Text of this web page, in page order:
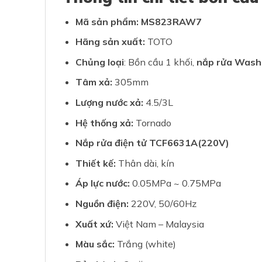
Mã sản phẩm: MS823RAW7
Hãng sản xuất: TOTO
Chủng loại: Bồn cầu 1 khối, nắp rửa
Tâm xả: 305mm
Lượng nước xả: 4.5/3L
Hệ thống xả: Tornado
Nắp rửa điện tử TCF6631A(220V)
Thiết kế: Thân dài, kín
Áp lực nước: 0.05MPa ~ 0.75MPa
Nguồn điện: 220V, 50/60Hz
Xuất xứ: Việt Nam – Malaysia
Màu sắc: Trắng (white)